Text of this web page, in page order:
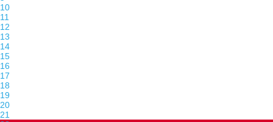
10
11
12
13
14
15
16
17
18
19
20
21